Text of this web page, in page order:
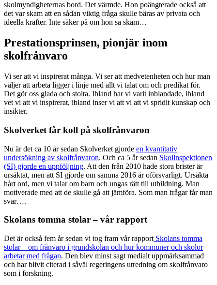
skolmyndigheternas bord. Det värmde. Hon poängterade också att
det var skam att en sådan viktig fråga skulle bäras av privata och
ideella krafter. Inte säker på om hon sa skam…
Prestationsprinsen, pionjär inom
skolfrånvaro
Vi ser att vi inspirerat många. Vi ser att medvetenheten och hur man
väljer att arbeta ligger i linje med allt vi talat om och predikat för.
Det gör oss glada och stolta. Ibland har vi varit inblandade, ibland
vet vi att vi inspirerat, ibland inser vi att vi att vi spridit kunskap och
insikter.
Skolverket får koll på skolfrånvaron
Nu är det ca 10 år sedan Skolverket gjorde en kvantitativ
undersökning av skolfrånvaron. Och ca 5 år sedan Skolinspektionen
(SI) gjorde en uppföljning. Att den från 2010 hade stora brister är
ursäktat, men att SI gjorde om samma 2016 är oförsvarligt. Ursäkta
hårt ord, men vi talar om barn och ungas rätt till utbildning. Man
motiverade med att de skulle gå att jämföra. Som man frågar får man
svar….
Skolans tomma stolar – vår rapport
Det är också fem år sedan vi tog fram vår rapport Skolans tomma
stolar – om frånvaro i grundskolan och hur kommuner och skolor
arbetar med frågan. Den blev minst sagt medialt uppmärksammad
och har blivit citerad i såväl regeringens utredning om skolfrånvaro
som i forskning.